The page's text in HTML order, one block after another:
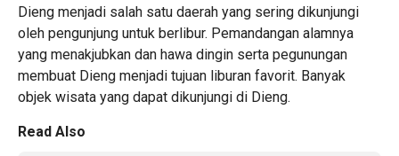
Dieng menjadi salah satu daerah yang sering dikunjungi
oleh pengunjung untuk berlibur. Pemandangan alamnya
yang menakjubkan dan hawa dingin serta pegunungan
membuat Dieng menjadi tujuan liburan favorit. Banyak
objek wisata yang dapat dikunjungi di Dieng.
Read Also